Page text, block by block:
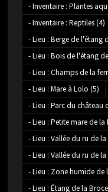
- Inventaire : Plantes
- Inventaire : Reptiles(4)
- Lieu : Berge de l'étang
- Lieu : Bois de l'étang
- Lieu : Champs de la
- Lieu : Mare à Lolo (5)
- Lieu : Parc du château
- Lieu : Petite mare de la
- Lieu : Vallée du ru de la
- Lieu : Vallée du ru de
- Lieu : Zone humide de
- Lieu : Étang de la Broce